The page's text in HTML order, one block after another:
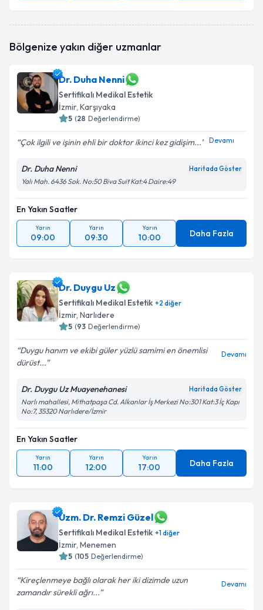
Bölgenize yakın diğer uzmanlar
Dr. Duha Nenni
Sertifikalı Medikal Estetik
İzmir, Karşıyaka
5 (28 Değerlendirme)
Çok ilgili ve işinin ehli bir doktor ikinci kez gidişim... Devamı
Dr. Duha Nenni Haritada Göster
Yalı Mah. 6436 Sok. No:50 Biva Suit Kat:4 Daire:49
En Yakın Saatler
Yarın
09:00
Yarın
09:30
Yarın
10:00 Daha Fazla
Dr. Duygu Uz
Sertifikalı Medikal Estetik +2 diğer
İzmir, Narlıdere
5 (93 Değerlendirme)
Duygu hanım ve ekibi güler yüzlü samimi en önemlisi
dürüst...
Devamı
Dr. Duygu Uz Muayenehanesi Haritada Göster
Narlı mahallesi, Mithatpaşa Cd. Alkanlar İş Merkezi No:301 Kat:3 İç Kapı
No:7, 35320 Narlıdere/İzmir
En Yakın Saatler
Yarın
11:00
Yarın
12:00
Yarın
17:00 Daha Fazla
Uzm. Dr. Remzi Güzel
Sertifikalı Medikal Estetik +1diğer
İzmir, Menemen
5 (105 Değerlendirme)
Kireçlenmeye bağlı olarak her iki dizimde uzun
zamandır sürekli ağrı...
Devamı